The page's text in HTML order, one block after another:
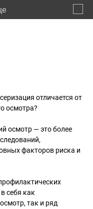
отличается от
осмотра?
осмотр — это более
факторов риска и
себя как
так и ряд